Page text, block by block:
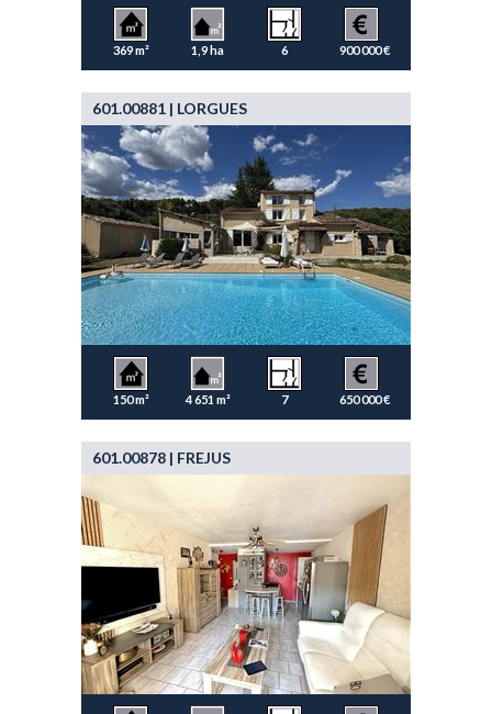
369 m² 1,9 ha 6 900 000 €
601.00881 | LORGUES
150 m² 4 651 m² 7 650 000 €
601.00878 | FREJUS